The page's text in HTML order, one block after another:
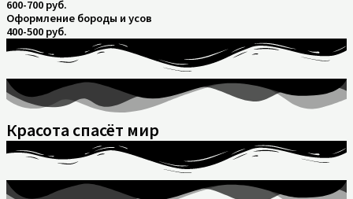
600-700 руб.
Оформление бороды и усов
400-500 руб.
Красота спасёт мир